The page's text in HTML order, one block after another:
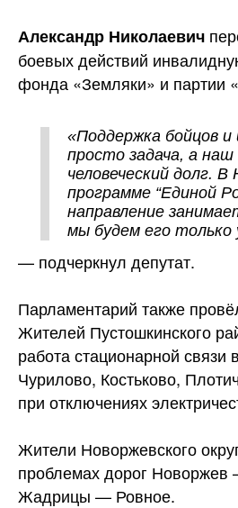
Александр Николаевич
боевых действий
фонда «Земляки» и партии
«Поддержка бойцов
просто задача, а наш
человеческий долг. В
программе “Единой
направление
мы будем его только
— подчеркнул депутат.
Парламентарий также
Жителей Пустошкинского
работа стационарной
Чурилово, Костьково,
при отключениях
Жители Новоржевского
проблемах дорог
Жадрицы — Ровное.